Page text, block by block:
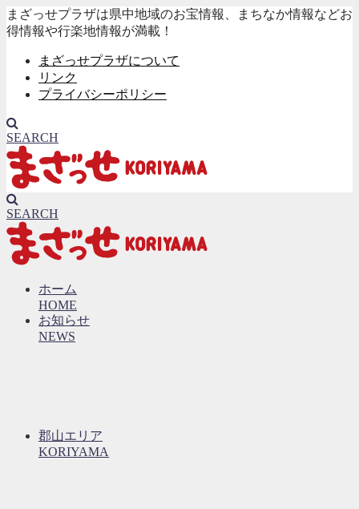
まざっせプラザは県中地域のお宝情報、まちなか情報などお
得情報や行楽地情報が満載！
まざっせプラザについて
リンク
プライバシーポリシー
SEARCH
SEARCH
ホーム
HOME
お知らせ
NEWS
郡山エリア
KORIYAMA